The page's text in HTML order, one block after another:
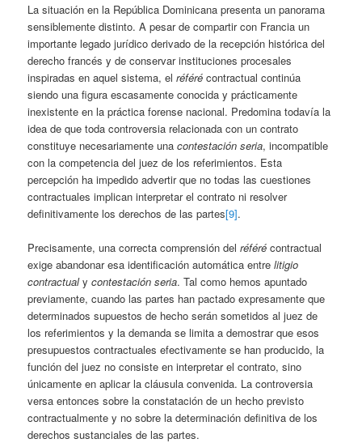
La situación en la República Dominicana presenta un panorama
sensiblemente distinto. A pesar de compartir con Francia un
importante legado jurídico derivado de la recepción histórica del
derecho francés y de conservar instituciones procesales
inspiradas en aquel sistema, elréféré contractual continúa
siendo una figura escasamente conocida y prácticamente
inexistente en la práctica forense nacional. Predomina todavía la
idea de que toda controversia relacionada con un contrato
constituye necesariamente unacontestación seria, incompatible
con la competencia del juez de los referimientos. Esta
percepción ha impedido advertir que no todas las cuestiones
contractuales implican interpretar el contrato ni resolver
definitivamente los derechos de las partes[9].
Precisamente, una correcta comprensión delréféré contractual
exige abandonar esa identificación automática entrelitigio
contractualycontestación seria. Tal como hemos apuntado
previamente, cuando las partes han pactado expresamente que
determinados supuestos de hecho serán sometidos al juez de
los referimientos y la demanda se limita a demostrar que esos
presupuestos contractuales efectivamente se han producido, la
función del juez no consiste en interpretar el contrato, sino
únicamente en aplicar la cláusula convenida. La controversia
versa entonces sobre la constatación de un hecho previsto
contractualmente y no sobre la determinación definitiva de los
derechos sustanciales de las partes.